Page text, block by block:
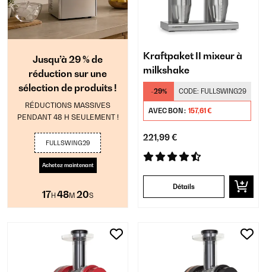
Jusqu’à 29 % de
réduction sur une
sélection de produits !
RÉDUCTIONS MASSIVES
PENDANT 48 H SEULEMENT !
FULLSWING29
Achetez maintenant
17H48M19S
Kraftpaket II mixeur à
milkshake
-29% CODE: FULLSWING29
AVEC BON : 157,61 €
221,99 €
Détails